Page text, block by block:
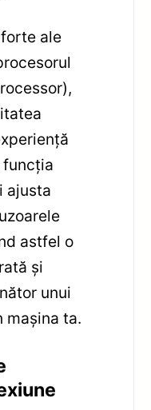
ale
funcția
ajusta
astfel o
și
unui
mașina ta.